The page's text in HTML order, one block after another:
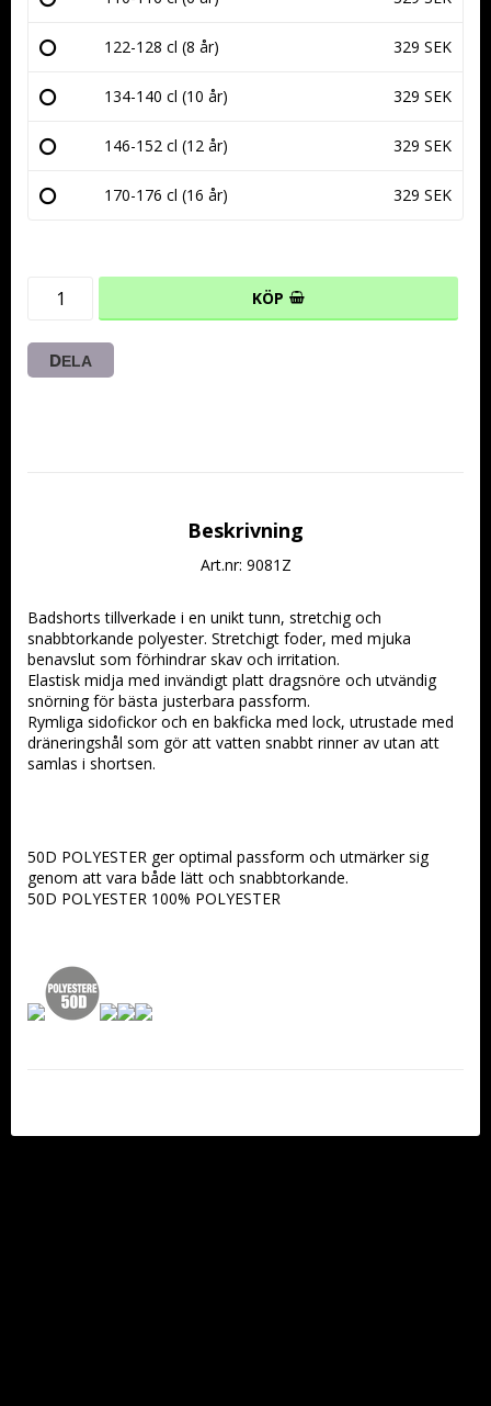
122-128 cl (8 år) 329 SEK
134-140 cl (10 år) 329 SEK
146-152 cl (12 år) 329 SEK
170-176 cl (16 år) 329 SEK
KÖP
DELA
Beskrivning
Art.nr: 9081Z
Badshorts tillverkade i en unikt tunn, stretchig och
snabbtorkande polyester. Stretchigt foder, med mjuka
benavslut som förhindrar skav och irritation.
Elastisk midja med invändigt platt dragsnöre och utvändig
snörning för bästa justerbara passform.
Rymliga sidofickor och en bakficka med lock, utrustade med
dräneringshål som gör att vatten snabbt rinner av utan att
samlas i shortsen.
50D POLYESTER ger optimal passform och utmärker sig
genom att vara både lätt och snabbtorkande.
50D POLYESTER 100% POLYESTER